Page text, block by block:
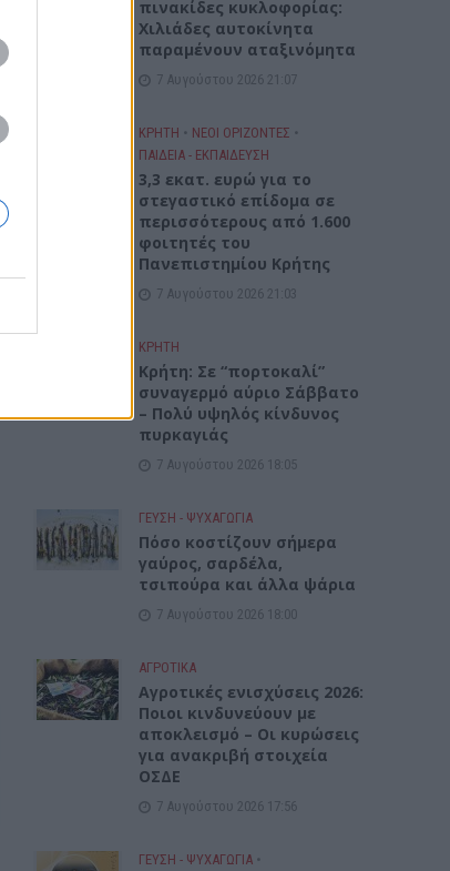
πινακίδες κυκλοφορίας:
Χιλιάδες αυτοκίνητα
παραμένουν αταξινόμητα
7 Αυγούστου 2026 21:07
ΚΡΗΤΗ • ΝΕΟΙ ΟΡΙΖΟΝΤΕΣ •
ΠΑΙΔΕΙΑ - ΕΚΠΑΙΔΕΥΣΗ
3,3 εκατ. ευρώ για το
στεγαστικό επίδομα σε
περισσότερους από 1.600
φοιτητές του
Πανεπιστημίου Κρήτης
7 Αυγούστου 2026 21:03
ΚΡΗΤΗ
Κρήτη: Σε “πορτοκαλί”
συναγερμό αύριο Σάββατο
– Πολύ υψηλός κίνδυνος
πυρκαγιάς
7 Αυγούστου 2026 18:05
ΓΕΎΣΗ - ΨΥΧΑΓΩΓΊΑ
Πόσο κοστίζουν σήμερα
γαύρος, σαρδέλα,
τσιπούρα και άλλα ψάρια
7 Αυγούστου 2026 18:00
ΑΓΡΟΤΙΚΑ
Αγροτικές ενισχύσεις 2026:
Ποιοι κινδυνεύουν με
αποκλεισμό – Οι κυρώσεις
για ανακριβή στοιχεία
ΟΣΔΕ
7 Αυγούστου 2026 17:56
ΓΕΎΣΗ - ΨΥΧΑΓΩΓΊΑ •